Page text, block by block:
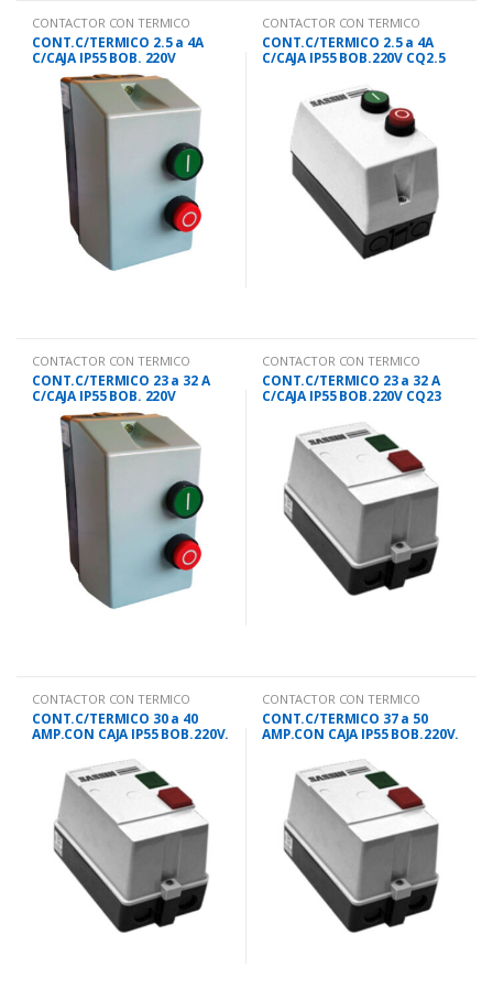
CONTACTOR CON TERMICO
CONT.C/TERMICO 2.5 a 4A
C/CAJA IP55 BOB. 220V
CONTACTOR CON TERMICO
CONT.C/TERMICO 2.5 a 4A
C/CAJA IP55 BOB.220V CQ2.5
CONTACTOR CON TERMICO
CONT.C/TERMICO 23 a 32 A
C/CAJA IP55 BOB. 220V
CONTACTOR CON TERMICO
CONT.C/TERMICO 23 a 32 A
C/CAJA IP55 BOB.220V CQ23
CONTACTOR CON TERMICO
CONT.C/TERMICO 30 a 40
AMP.CON CAJA IP55 BOB.220V.
CONTACTOR CON TERMICO
CONT.C/TERMICO 37 a 50
AMP.CON CAJA IP55 BOB.220V.